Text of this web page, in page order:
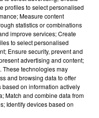
REIMS FERME
centre-ville
est contraint de
profiles to select personalised
Measure content
statistics or combinations
improve services; Create
to select personalised
Ensure security, prevent and
advertising and content;
These technologies may
and browsing data to offer
on information actively
Match and combine data from
Identify devices based on